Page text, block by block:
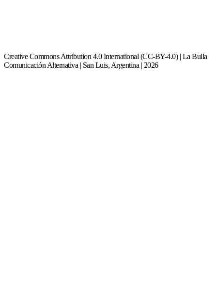
Creative Commons Attribution 4.0 International (CC-BY-4.0) | La Bulla
Comunicación Alternativa | San Luis, Argentina | 2026